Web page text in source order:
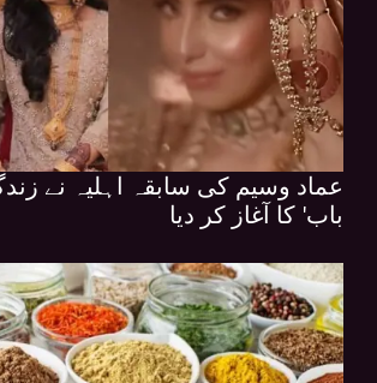
عماد وسیم کی سابقہ اہلیہ نے
باب' کا آغاز کر دیا